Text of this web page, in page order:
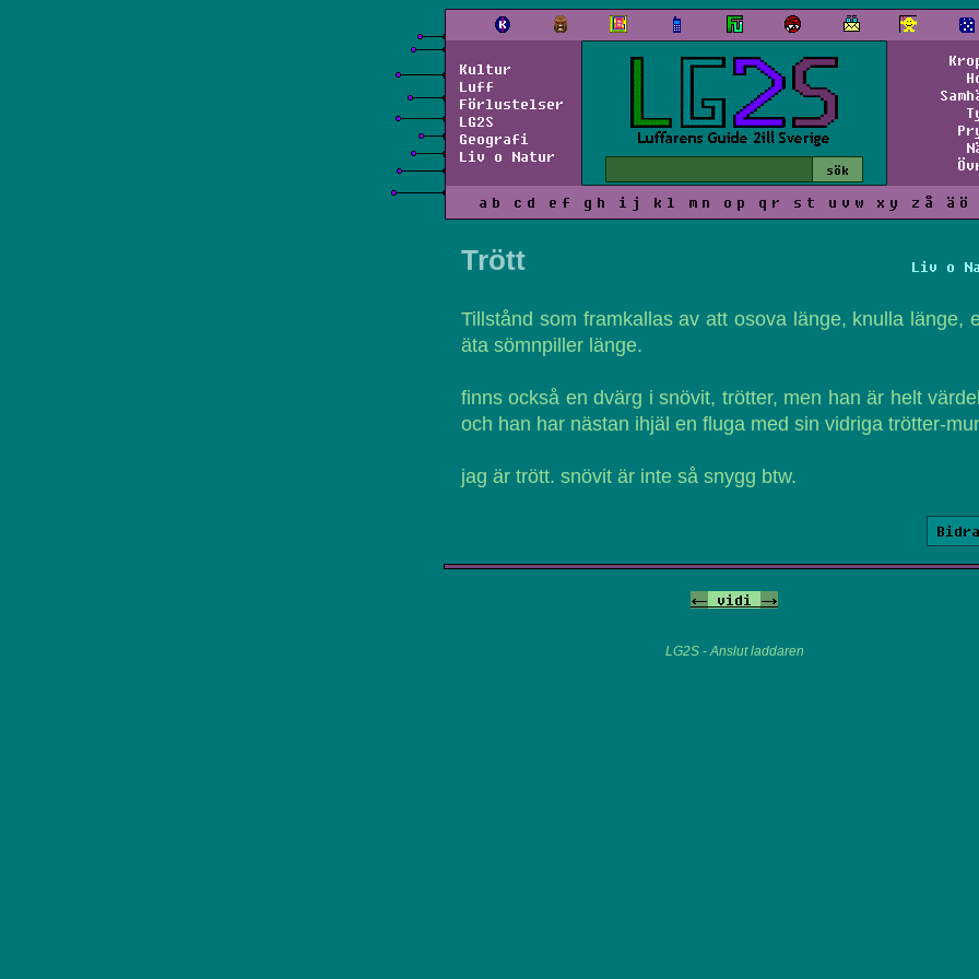
Kultur
Luff
Förlustelser
LG2S
Geografi
Liv o Natur
a b c d e f g h i j k l m n o p q r s t u v w x y z å ä ö
Liv o
Trött
Tillstånd som framkallas av att osova länge, knulla länge,
äta sömnpiller länge.
finns också en dvärg i snövit, trötter, men han är helt
och han har nästan ihjäl en fluga med sin vidriga trötter-
jag är trött. snövit är inte så snygg btw.
<- vidi ->
LG2S - Anslut laddaren